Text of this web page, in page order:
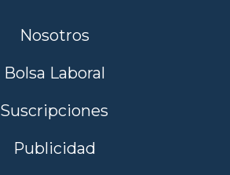
Nosotros
Bolsa Laboral
Suscripciones
Publicidad